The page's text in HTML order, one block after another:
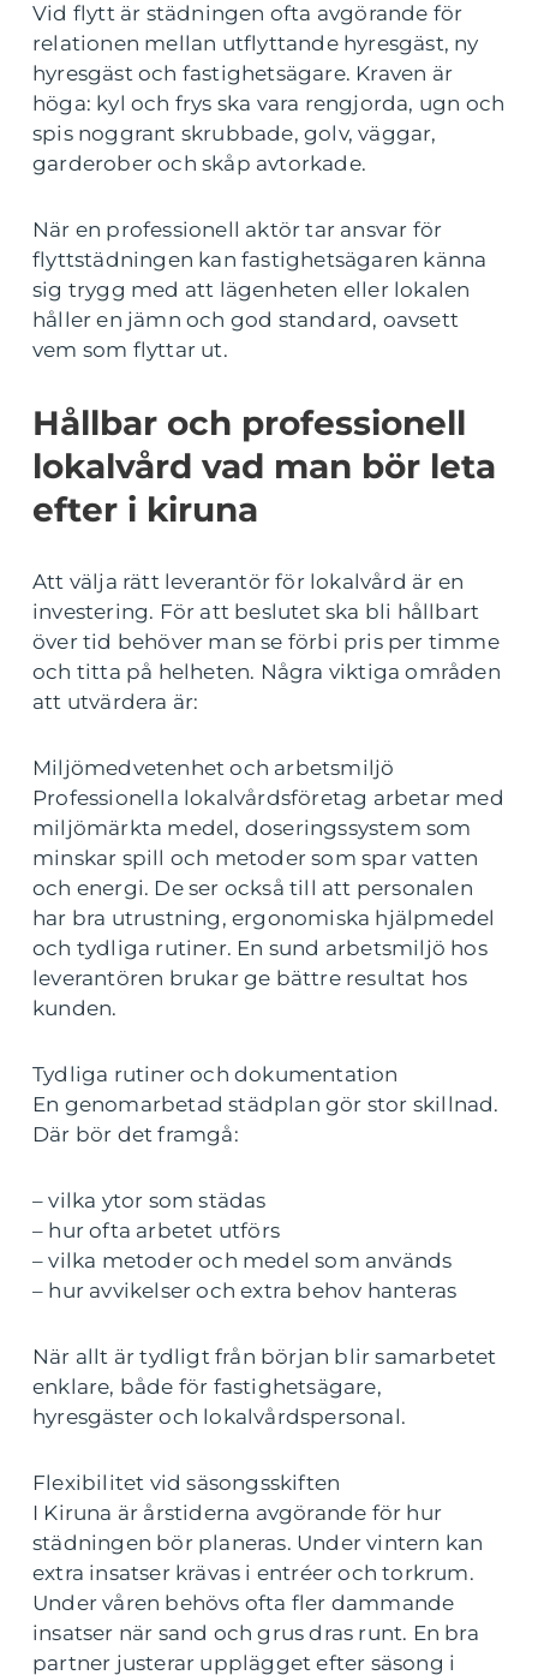
Vid flytt är städningen ofta avgörande för
relationen mellan utflyttande hyresgäst, ny
hyresgäst och fastighetsägare. Kraven är
höga: kyl och frys ska vara rengjorda, ugn och
spis noggrant skrubbade, golv, väggar,
garderober och skåp avtorkade.
När en professionell aktör tar ansvar för
flyttstädningen kan fastighetsägaren känna
sig trygg med att lägenheten eller lokalen
håller en jämn och god standard, oavsett
vem som flyttar ut.
Hållbar och professionell
lokalvård vad man bör leta
efter i kiruna
Att välja rätt leverantör för lokalvård är en
investering. För att beslutet ska bli hållbart
över tid behöver man se förbi pris per timme
och titta på helheten. Några viktiga områden
att utvärdera är:
Miljömedvetenhet och arbetsmiljö
Professionella lokalvårdsföretag arbetar med
miljömärkta medel, doseringssystem som
minskar spill och metoder som spar vatten
och energi. De ser också till att personalen
har bra utrustning, ergonomiska hjälpmedel
och tydliga rutiner. En sund arbetsmiljö hos
leverantören brukar ge bättre resultat hos
kunden.
Tydliga rutiner och dokumentation
En genomarbetad städplan gör stor skillnad.
Där bör det framgå:
– vilka ytor som städas
– hur ofta arbetet utförs
– vilka metoder och medel som används
– hur avvikelser och extra behov hanteras
När allt är tydligt från början blir samarbetet
enklare, både för fastighetsägare,
hyresgäster och lokalvårdspersonal.
Flexibilitet vid säsongsskiften
I Kiruna är årstiderna avgörande för hur
städningen bör planeras. Under vintern kan
extra insatser krävas i entréer och torkrum.
Under våren behövs ofta fler dammande
insatser när sand och grus dras runt. En bra
partner justerar upplägget efter säsong i